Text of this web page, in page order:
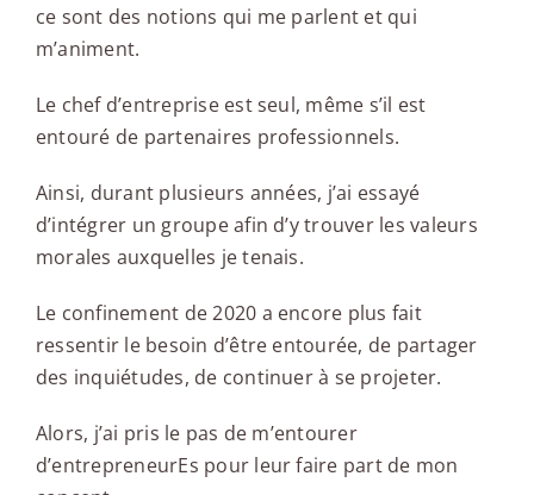
ce sont des notions qui me parlent et qui
m’animent.
Le chef d’entreprise est seul, même s’il est
entouré de partenaires professionnels.
Ainsi, durant plusieurs années, j’ai essayé
d’intégrer un groupe afin d’y trouver les valeurs
morales auxquelles je tenais.
Le confinement de 2020 a encore plus fait
ressentir le besoin d’être entourée, de partager
des inquiétudes, de continuer à se projeter.
Alors, j’ai pris le pas de m’entourer
d’entrepreneurEs pour leur faire part de mon